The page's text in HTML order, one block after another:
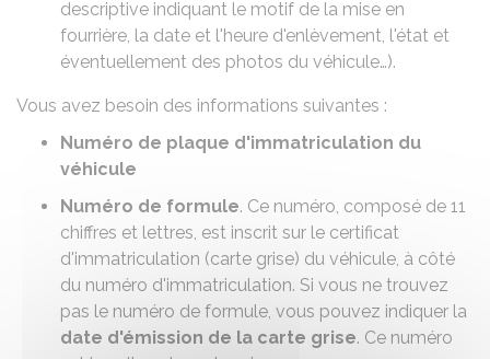
descriptive indiquant le motif de la mise en
fourrière, la date et l'heure d'enlèvement, l'état et
éventuellement des photos du véhicule…).
Vous avez besoin des informations suivantes :
Numéro de plaque d'immatriculation du
véhicule
Numéro de formule. Ce numéro, composé de 11
chiffres et lettres, est inscrit sur le certificat
d'immatriculation (carte grise) du véhicule, à côté
du numéro d'immatriculation. Si vous ne trouvez
pas le numéro de formule, vous pouvez indiquer la
date d'émission de la carte grise. Ce numéro